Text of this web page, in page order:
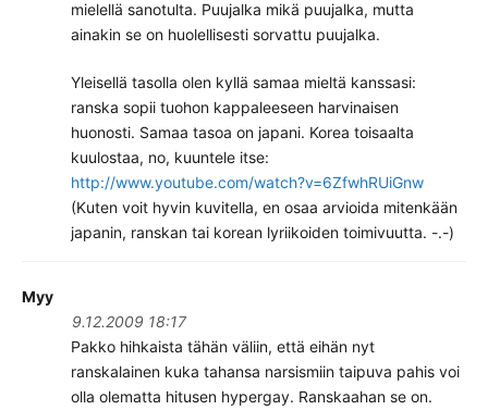
mielellä sanotulta. Puujalka mikä puujalka, mutta
ainakin se on huolellisesti sorvattu puujalka.
Yleisellä tasolla olen kyllä samaa mieltä kanssasi:
ranska sopii tuohon kappaleeseen harvinaisen
huonosti. Samaa tasoa on japani. Korea toisaalta
kuulostaa, no, kuuntele itse:
http://www.youtube.com/watch?v=6ZfwhRUiGnw
(Kuten voit hyvin kuvitella, en osaa arvioida mitenkään
japanin, ranskan tai korean lyriikoiden toimivuutta. -.-)
Myy
9.12.2009 18:17
Pakko hihkaista tähän väliin, että eihän nyt
ranskalainen kuka tahansa narsismiin taipuva pahis voi
olla olematta hitusen hypergay. Ranskaahan se on.